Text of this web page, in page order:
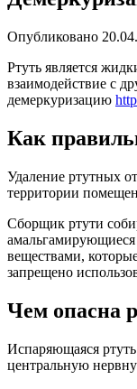
Опубликовано
Ртуть является
взаимодействие с
демеркуризацию
Как
Удаление ртутных
территории
Сборщик ртути
веществами,
запрещено
Чем опасна
Испаряющаяся
центральную